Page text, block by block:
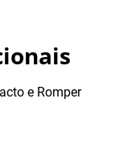
e Romper